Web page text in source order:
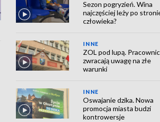
Sezon pogryzień. Wina
najczęściej leży po
człowieka?
INNE
ZOL pod lupą.
zwracają uwagę na złe
warunki
INNE
Oswajanie dzika. Nowa
promocja miasta budzi
kontrowersje